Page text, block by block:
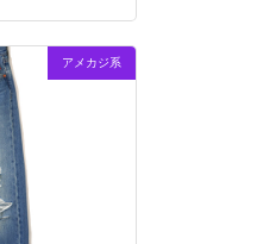
アメカジ系